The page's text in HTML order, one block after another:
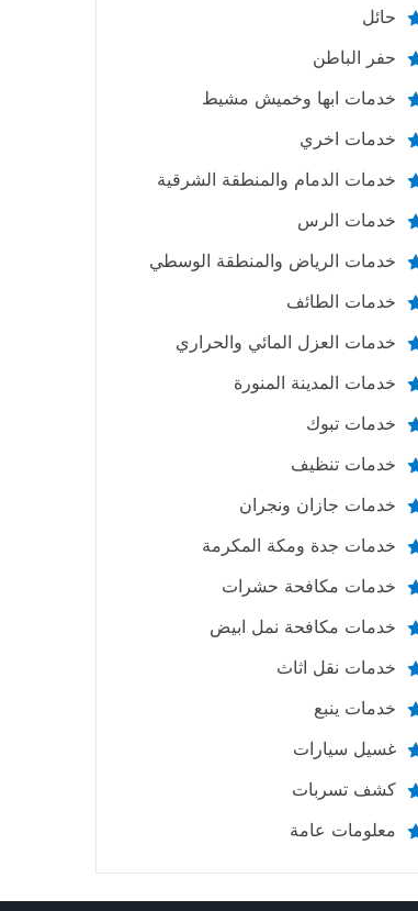
حائل
حفر الباطن
خدمات ابها وخميش مشيط
خدمات اخري
خدمات الدمام والمنطقة الشرقية
خدمات الرس
خدمات الرياض والمنطقة الوسطي
خدمات الطائف
خدمات العزل المائي والحراري
خدمات المدينة المنورة
خدمات تبوك
خدمات تنظيف
خدمات جازان ونجران
خدمات جدة ومكة المكرمة
خدمات مكافحة حشرات
خدمات مكافحة نمل ابيض
خدمات نقل اثاث
خدمات ينبع
غسيل سيارات
كشف تسربات
معلومات عامة